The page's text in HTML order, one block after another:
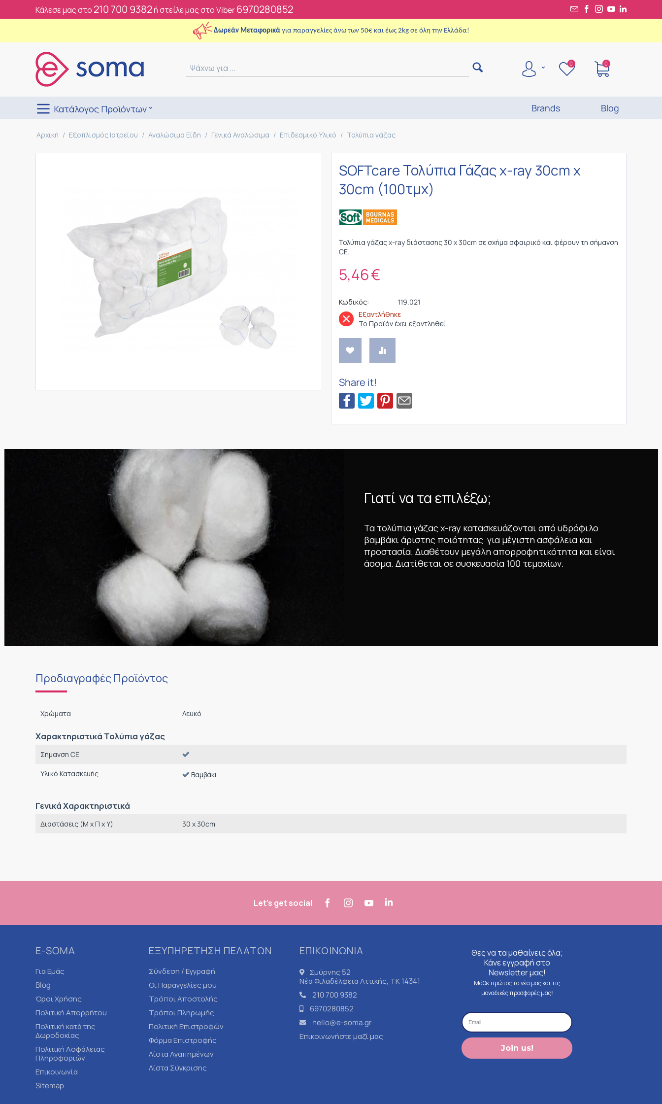
Κάλεσε μας στο 210 700 9382ή στείλε μας στο Viber6970280852
Δωρεάν Μεταφορικάγια παραγγελίες άνω των 50€ και έως 2kg σε όλη την Ελλάδα!
0 0
Κατάλογος Προϊόντων Brands Blog
Αρχική / Εξοπλισμός Ιατρείου / Αναλώσιμα Είδη / Γενικά Αναλώσιμα / Επιδεσμικό Υλικό / Τολύπια γάζας
SOFTcare Τολύπια Γάζας x-ray 30cm x
30cm (100τμχ)
Tολύπια γάζας x-ray διάστασης 30 x 30cm σε σχήμα σφαιρικό και φέρουν τη σήμανση
CE.
5,46€
Κωδικός:
119.021
Εξαντλήθηκε
Το Προϊόν έχει εξαντληθεί
Share it!
Γιατί να τα επιλέξω;
Τα τολύπια γάζας x-ray κατασκευάζονται από υδρόφιλο
βαμβάκι άριστης ποιότητας για μέγιστη ασφάλεια και
προστασία. Διαθέτουν μεγάλη απορροφητικότητα και είναι
άοσμα. Διατίθεται σε συσκευασία 100 τεμαχίων.
Προδιαγραφές Προϊόντος
Χρώματα Λευκό
Χαρακτηριστικά Τολύπια γάζας
Σήμανση CE
Υλικό Κατασκευής Βαμβάκι
Γενικά Χαρακτηριστικά
Διαστάσεις (M x Π x Υ) 30 x 30cm
Let's get social
E-SOMA
Για Εμάς
Blog
Όροι Χρήσης
Πολιτική Απορρήτου
Πολιτική κατά της
Δωροδοκίας
Πολιτική Ασφάλειας
Πληροφοριών
Επικοινωνία
Sitemap
ΕΞΥΠΗΡΕΤΗΣΗ ΠΕΛΑΤΩΝ
Σύνδεση / Εγγραφή
Οι Παραγγελίες μου
Τρόποι Αποστολής
Τρόποι Πληρωμής
Πολιτική Επιστροφών
Φόρμα Επιστροφής
Λίστα Αγαπημένων
Λίστα Σύγκρισης
ΕΠΙΚΟΙΝΩΝΙΑ
Σμύρνης 52
Νέα Φιλαδέλφεια Αττικής, ΤΚ 14341
210 700 9382
6970280852
hello@e-soma.gr
Επικοινωνήστε μαζί μας
Θες να τα μαθαίνεις όλα;
Κάνε εγγραφή στο
Newsletter μας!
Μάθε πρώτος τα νέα μας και τις
μοναδικές προσφορές μας!
Join us!